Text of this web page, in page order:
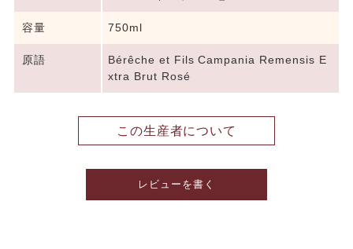
容量 750ml
原語
Bérêche et Fils Campania Remensis E
xtra Brut Rosé
この生産者について
レビューを書く